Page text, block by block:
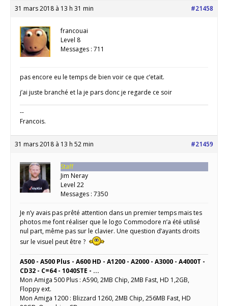
31 mars 2018 à 13 h 31 min #21458
francouai
Level 8
Messages : 711
pas encore eu le temps de bien voir ce que c’etait.
j’ai juste branché et la je pars donc je regarde ce soir
--
Francois.
31 mars 2018 à 13 h 52 min #21459
Staff
Jim Neray
Level 22
Messages : 7350
Je n’y avais pas prêté attention dans un premier temps mais tes
photos me font réaliser que le logo Commodore n’a été utilisé
nul part, même pas sur le clavier. Une question d’ayants droits
sur le visuel peut être ?
A500 - A500 Plus - A600 HD - A1200 - A2000 - A3000 - A4000T -
CD32 - C=64 - 1040STE - ...
Mon Amiga 500 Plus : A590, 2MB Chip, 2MB Fast, HD 1,2GB,
Floppy ext.
Mon Amiga 1200 : Blizzard 1260, 2MB Chip, 256MB Fast, HD